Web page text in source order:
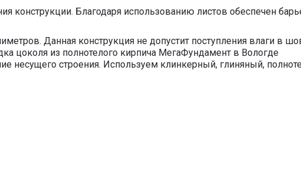
конструкции. Благодаря использованию листов обеспечен
Данная конструкция не допустит поступления влаги в
цоколя из полнотелого кирпича МегаФундамент в Вологде
несущего строения. Используем клинкерный, глиняный,